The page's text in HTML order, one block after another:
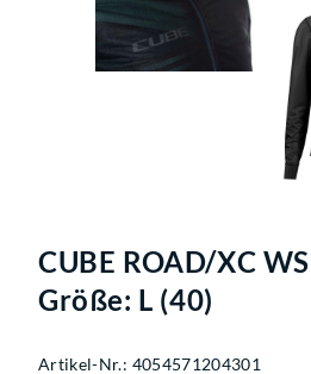
CUBE ROAD/XC
Größe: L (40)
Artikel-Nr.: 4054571204301